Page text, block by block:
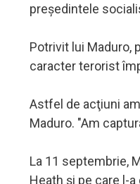
preşedintele
Potrivit lui Maduro,
caracter terorist
Astfel de acţiuni
Maduro. "Am
La 11 septembrie,
Heath şi pe care l-